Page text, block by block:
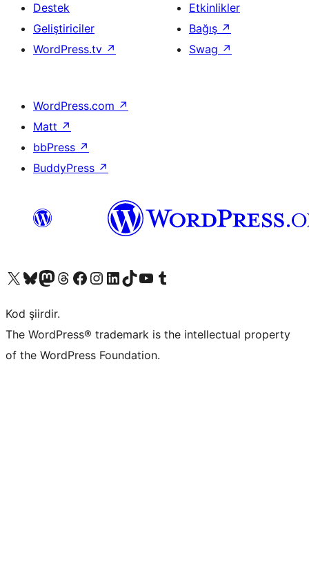
Destek
Geliştiriciler
WordPress.tv ↗
Etkinlikler
Bağış ↗
Swag ↗
WordPress.com ↗
Matt ↗
bbPress ↗
BuddyPress ↗
X (eski Twitter) hesabımıza bakın
Bluesky hesabımızı ziyaret edinMastodon hesabımızı ziyaret edinThreads hesabımızı ziyaret edinFacebook sayfamızı ziyaret edinInstagram hesabımızı ziyaret edinLinkedIn hesabımızı ziyaret edinTikTok hesabımızı ziyaret edinYouTube kanalımızı ziyaret edinTumblr hesabımızı ziyaret edin
Kod şiirdir.
The WordPress® trademark is the intellectual property
of the WordPress Foundation.